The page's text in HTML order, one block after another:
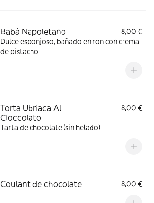
Babà Napoletano
8,00 €
Dulce esponjoso, bañado en ron con crema
de pistacho
Torta Ubriaca Al
Cioccolato
8,00 €
Tarta de chocolate (sin helado)
Coulant de chocolate 8,00 €